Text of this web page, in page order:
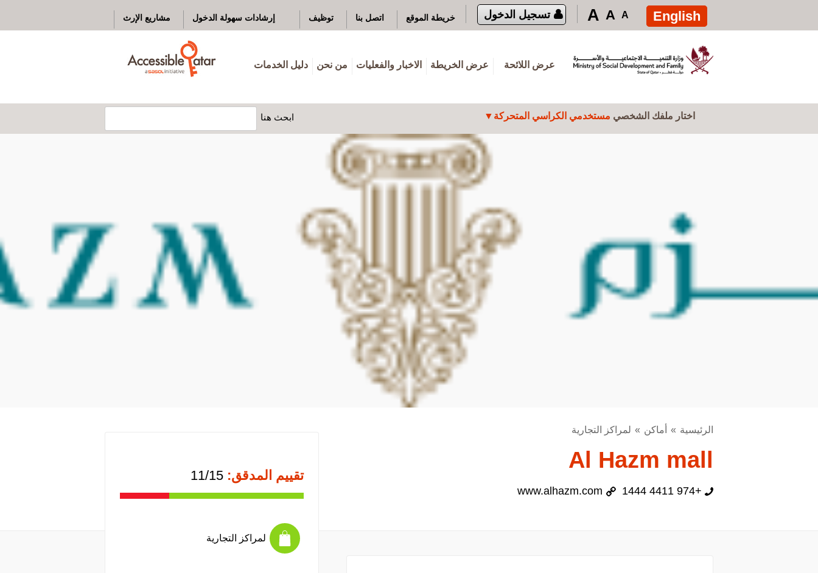
تجاوز إلى المحتوى الرئيسي
English
A
A
A تسجيل الدخول خريطة الموقع اتصل بنا توظيف إرشادات سهولة الدخول مشاريع الإرث
عرض اللائحة عرض الخريطة الاخبار والفعليات من نحن دليل الخدمات
اختار ملفك الشخصي مستخدمي الكراسي المتحركة ابحث هنا
الرئيسية أماكن لمراكز التجارية
Al Hazm mall
+974 4411 1444
www.alhazm.com
تقييم المدقق:
لمراكز التجارية